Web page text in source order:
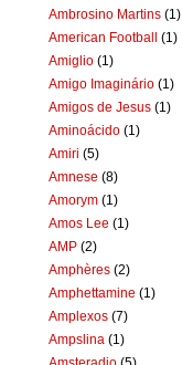
Ambrosino Martins (1)
American Football (1)
Amiglio (1)
Amigo Imaginário (1)
Amigos de Jesus (1)
Aminoácido (1)
Amiri (5)
Amnese (8)
Amorym (1)
Amos Lee (1)
AMP (2)
Amphères (2)
Amphettamine (1)
Amplexos (7)
Ampslina (1)